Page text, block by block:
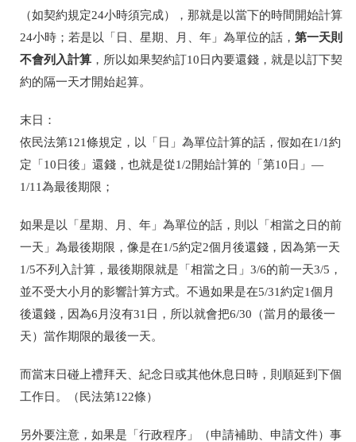
（如契約規定24小時須完成），那就是以當下的時間開始計算
24小時；若是以「日、星期、月、年」為單位的話， 第一天則
不會列入計算 ，所以如果契約訂10 日內要還錢，就是以訂下契
約的隔一天才開始起算。
末日：
依民法第121條規定，以「日」為單位計算的話，假如在1/1約
定「 10 日後」還錢，也就是從1/2開始計算的「第10 日」—
1/11為最後期限；
如果是以「星期、月、年」為單位的話，則以「相當之日的前
一天」為最後期限，像是在1/5約定2個月後還錢，因為第一天
1/5不列入計算，最後期限就是「相當之日」 3/6的前一天3/5 ，
並不受大小月的影響計算方式。不過如果是在5/31約定1個月
後還錢，因為6 月沒有31 日，所以就會把6/30 （當月的最後一
天）當作期限的最後一天。
而當末日碰上禮拜天、紀念日或其他休息日時，則順延到下個
工作日。（民法第122條）
另外要注意，如果是「行政程序」（申請補助、申請文件）事